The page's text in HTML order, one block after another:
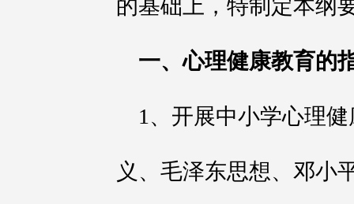
的基础上，特制定本纲
一、心理健康教育的
1、开展中小学心理
义、毛泽东思想、邓小